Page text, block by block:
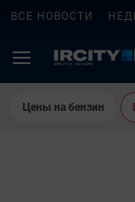
ВСЕ НОВОСТИ
Цены на бензин